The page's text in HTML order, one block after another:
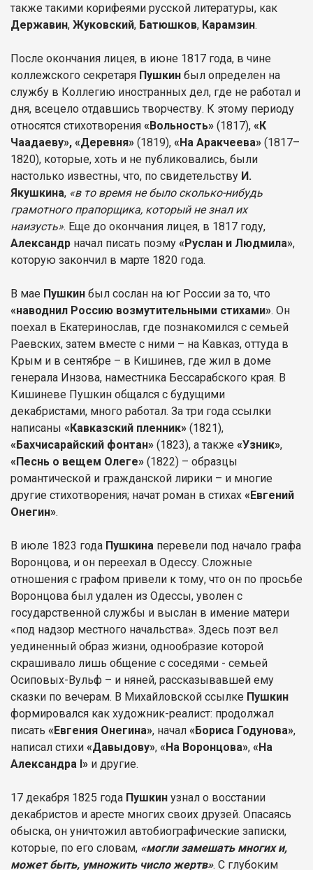
также такими корифеями русской литературы, как
Державин, Жуковский, Батюшков, Карамзин.
После окончания лицея, в июне 1817 года, в чине
коллежского секретаря Пушкин был определен на
службу в Коллегию иностранных дел, где не работал и
дня, всецело отдавшись творчеству. К этому периоду
относятся стихотворения «Вольность» (1817), «К
Чаадаеву», «Деревня» (1819), «На Аракчеева» (1817–
1820), которые, хоть и не публиковались, были
настолько известны, что, по свидетельству И.
Якушкина, «в то время не было сколько-нибудь
грамотного прапорщика, который не знал их
наизусть». Еще до окончания лицея, в 1817 году,
Александр начал писать поэму «Руслан и Людмила»,
которую закончил в марте 1820 года.
В мае Пушкин был сослан на юг России за то, что
«наводнил Россию возмутительными стихами». Он
поехал в Екатеринослав, где познакомился с семьей
Раевских, затем вместе с ними – на Кавказ, оттуда в
Крым и в сентябре – в Кишинев, где жил в доме
генерала Инзова, наместника Бессарабского края. В
Кишиневе Пушкин общался с будущими
декабристами, много работал. За три года ссылки
написаны «Кавказский пленник» (1821),
«Бахчисарайский фонтан» (1823), а также «Узник»,
«Песнь о вещем Олеге» (1822) – образцы
романтической и гражданской лирики – и многие
другие стихотворения; начат роман в стихах «Евгений
Онегин».
В июле 1823 года Пушкина перевели под начало графа
Воронцова, и он переехал в Одессу. Сложные
отношения с графом привели к тому, что он по просьбе
Воронцова был удален из Одессы, уволен с
государственной службы и выслан в имение матери
«под надзор местного начальства». Здесь поэт вел
уединенный образ жизни, однообразие которой
скрашивало лишь общение с соседями - семьей
Осиповых-Вульф – и няней, рассказывавшей ему
сказки по вечерам. В Михайловской ссылке Пушкин
формировался как художник-реалист: продолжал
писать «Евгения Онегина», начал «Бориса Годунова»,
написал стихи «Давыдову», «На Воронцова», «На
Александра I» и другие.
17 декабря 1825 года Пушкин узнал о восстании
декабристов и аресте многих своих друзей. Опасаясь
обыска, он уничтожил автобиографические записки,
которые, по его словам, «могли замешать многих и,
может быть, умножить число жертв». С глубоким